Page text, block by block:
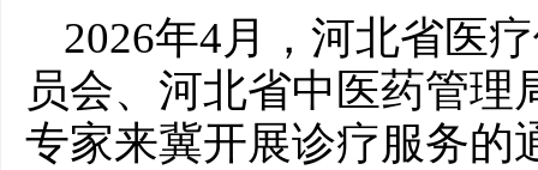
2026年4月，河北省医
员会、河北省中医药管
专家来冀开展诊疗服务的